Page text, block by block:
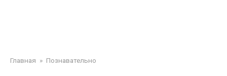
Главная » Познавательно